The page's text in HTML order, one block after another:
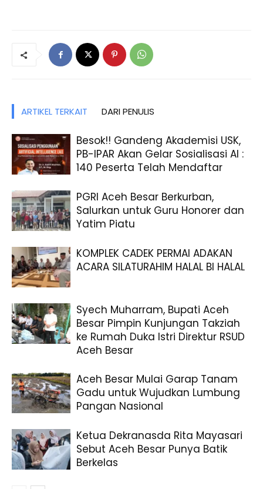
ARTIKEL TERKAIT DARI PENULIS
Besok!! Gandeng Akademisi USK,
PB-IPAR Akan Gelar Sosialisasi AI :
140 Peserta Telah Mendaftar
PGRI Aceh Besar Berkurban,
Salurkan untuk Guru Honorer dan
Yatim Piatu
KOMPLEK CADEK PERMAI ADAKAN
ACARA SILATURAHIM HALAL BI HALAL
Syech Muharram, Bupati Aceh
Besar Pimpin Kunjungan Takziah
ke Rumah Duka Istri Direktur RSUD
Aceh Besar
Aceh Besar Mulai Garap Tanam
Gadu untuk Wujudkan Lumbung
Pangan Nasional
Ketua Dekranasda Rita Mayasari
Sebut Aceh Besar Punya Batik
Berkelas